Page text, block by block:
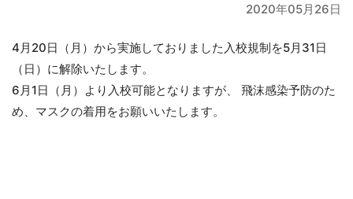
2020年05月26日
4月20日（月）から実施しておりました入校規制を5月31日
（日）に解除いたします。
6月1日（月）より入校可能となりますが、 飛沫感染予防のた
め、マスクの着用をお願いいたします。